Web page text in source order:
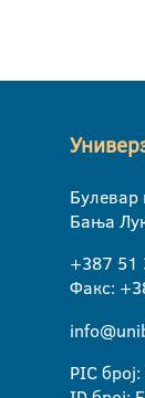
Булевар
Бања
+387 51
Факс:
PIC